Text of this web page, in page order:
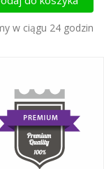
w ciągu 24 godzin